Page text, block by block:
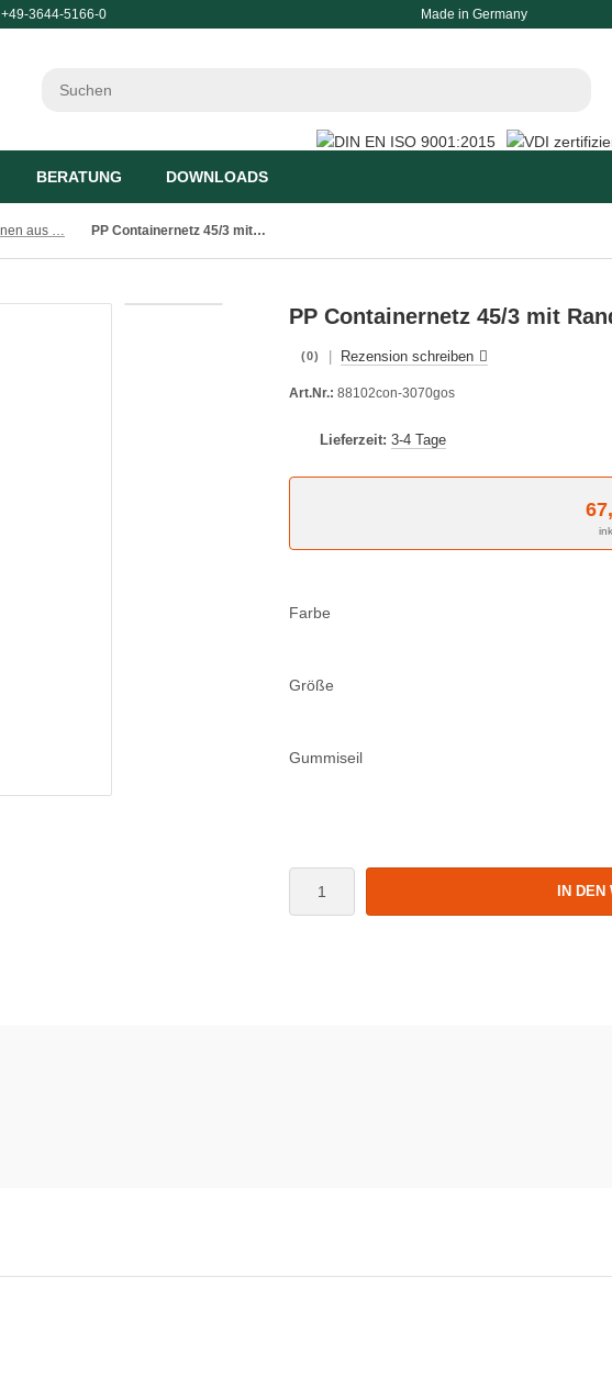
+49-3644-5166-0 Made in Germany
BERATUNG DOWNLOADS
Atmungsaktive Planen aus luftdurchlässigen Materialien PP Containernetz 45/3 mit Randkordel 3.0x7.0m grün
PP Containernetz 45/3 mit
(0) Rezension schreiben
Art.Nr.: 88102con-3070gos
Lieferzeit: 3-4 Tage
Farbe
Größe
Gummiseil
IN